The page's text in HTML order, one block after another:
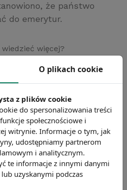
że państwo
do emerytur.
wiedzieć więcej?
O plikach cookie
z plików cookie
do spersonalizowania treści
społecznościowe i
witrynie. Informacje o tym, jak
udostępniamy partnerom
i analitycznym.
te informacje z innymi danymi
uzyskanymi podczas